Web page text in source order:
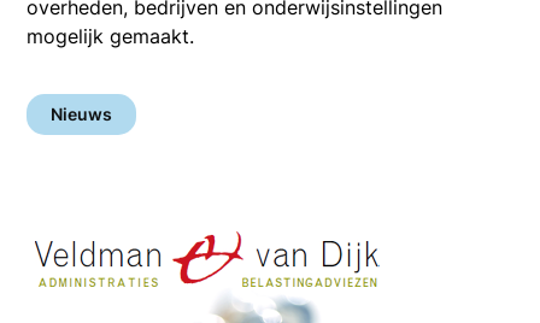
overheden, bedrijven en onderwijsinstellingen
mogelijk gemaakt.
Nieuws